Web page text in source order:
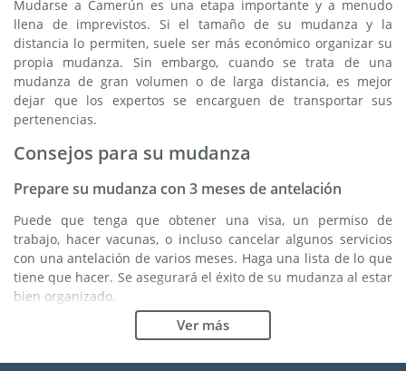
Mudarse a Camerún es una etapa importante y a menudo
llena de imprevistos. Si el tamaño de su mudanza y la
distancia lo permiten, suele ser más económico organizar su
propia mudanza. Sin embargo, cuando se trata de una
mudanza de gran volumen o de larga distancia, es mejor
dejar que los expertos se encarguen de transportar sus
pertenencias.
Consejos para su mudanza
Prepare su mudanza con 3 meses de antelación
Puede que tenga que obtener una visa, un permiso de
trabajo, hacer vacunas, o incluso cancelar algunos servicios
con una antelación de varios meses. Haga una lista de lo que
tiene que hacer. Se asegurará el éxito de su mudanza al estar
bien organizado.
Elija la buena empresa de mudanzas
Los servicios de una buena empresa de mudanzas son
Ver más